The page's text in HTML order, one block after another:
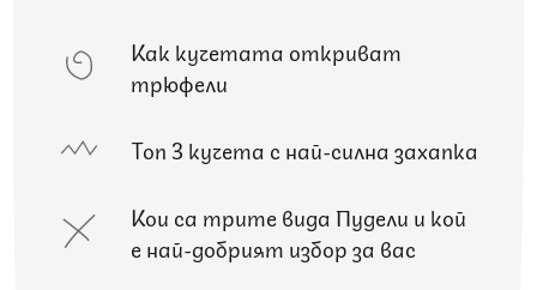
Как кучетата откриват
трюфели
Топ 3 кучета с най-силна захапка
Кои са трите вида Пудели и кой
е най-добрият избор за вас